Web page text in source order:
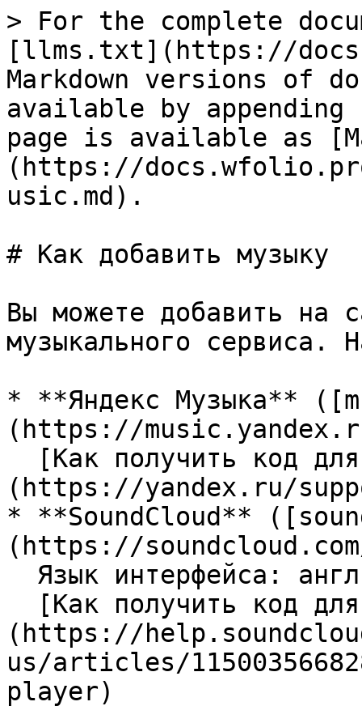
> For the complete
[llms.txt](https://
Markdown versions of
available by
page is available as
(https://
usic.md).
# Как добавить музыку
Вы можете добавить на
музыкального сервиса.
* **Яндекс Музыка**
(https://
(https://yandex.ru/
* **SoundCloud**
(https://
(https://
us/articles/
player)